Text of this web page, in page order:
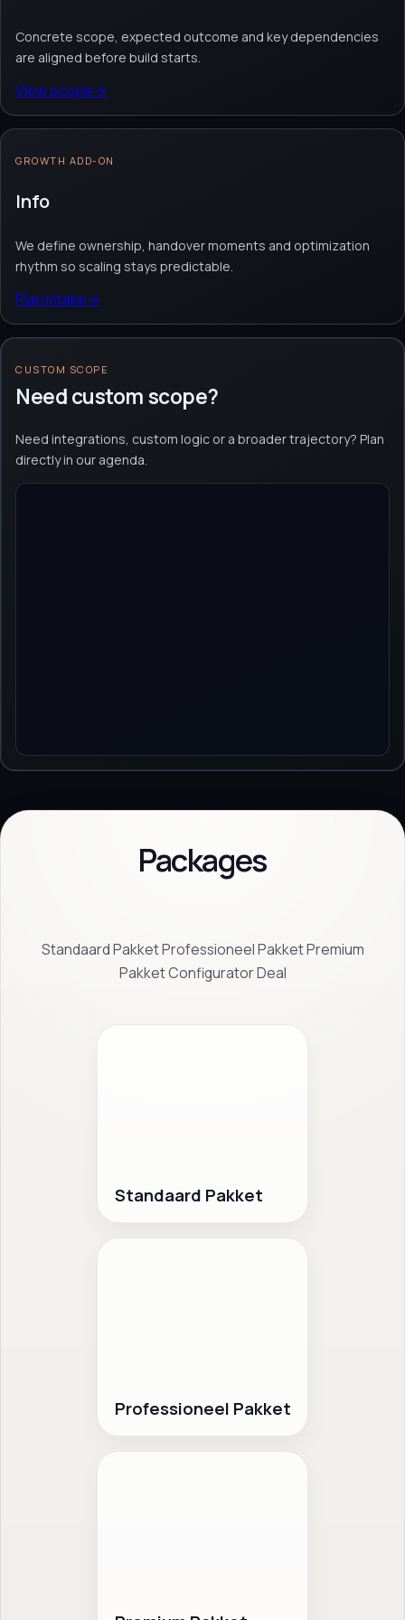
Concrete scope, expected outcome and key dependencies
are aligned before build starts.
View scope→
GROWTH ADD-ON
Info
We define ownership, handover moments and optimization
rhythm so scaling stays predictable.
Plan intake→
CUSTOM SCOPE
Need custom scope?
Need integrations, custom logic or a broader trajectory? Plan
directly in our agenda.
Packages
Standaard Pakket Professioneel Pakket Premium
Pakket Configurator Deal
Standaard Pakket
Professioneel Pakket